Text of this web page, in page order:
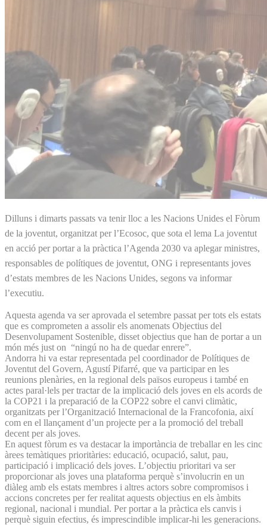
Dilluns i dimarts passats va tenir lloc a les Nacions Unides el Fòrum
de la joventut, organitzat per l’Ecosoc, que sota el lema La joventut
en acció per portar a la pràctica l’Agenda 2030 va aplegar ministres,
responsables de polítiques de joventut, ONG i representants joves
d’estats membres de les Nacions Unides, segons va informar
l’executiu.
Aquesta agenda va ser aprovada el setembre passat per tots els estats
que es comprometen a assolir els anomenats Objectius del
Desenvolupament Sostenible, disset objectius que han de portar a un
món més just on “ningú no ha de quedar enrere”.
Andorra hi va estar representada pel coordinador de Polítiques de
Joventut del Govern, Agustí Pifarré, que va participar en les
reunions plenàries, en la regional dels països europeus i també en
actes paral·lels per tractar de la implicació dels joves en els acords de
la COP21 i la preparació de la COP22 sobre el canvi climàtic,
organitzats per l’Organització Internacional de la Francofonia, així
com en el llançament d’un projecte per a la promoció del treball
decent per als joves.
En aquest fòrum es va destacar la importància de treballar en les cinc
àrees temàtiques prioritàries: educació, ocupació, salut, pau,
participació i implicació dels joves. L’objectiu prioritari va ser
proporcionar als joves una plataforma perquè s’involucrin en un
diàleg amb els estats membres i altres actors sobre compromisos i
accions concretes per fer realitat aquests objectius en els àmbits
regional, nacional i mundial. Per portar a la pràctica els canvis i
perquè siguin efectius, és imprescindible implicar-hi les generacions.